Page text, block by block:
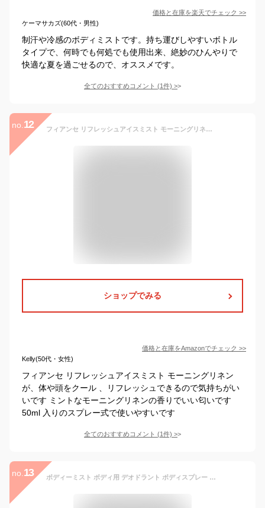
価格と在庫を楽天でチェック >>
ケーマサカズ(60代・男性)
制汗や冷感のボディミストです。持ち運びしやすいボトル
タイプで、何時でも何処でも使用出来、絶妙のひんやりで
快適な夏を過ごせるので、オススメです。
全てのおすすめコメント (1件) >
no. 12 フィアンセ リフレッシュアイスミスト モーニングリネン 50mL ボディ・ヘッドを瞬間リフレッシュ！冷たさ長持ち！ほんのりミントなモーニングリネン香る冷感ミスト
ショップでみる
価格と在庫をAmazonでチェック >>
Kelly(50代・女性)
フィアンセ リフレッシュアイスミスト モーニングリネン
が、体や頭をクール 、リフレッシュできるので気持ちがい
いです ミントなモーニングリネンの香りでいい匂いです
50ml 入りのスプレー式で使いやすいです
全てのおすすめコメント (1件) >
no. 13 ボディーミスト ボディ用 デオドラント ボディスプレー 100mL 制汗剤 涼感 冷感 ひんやり 夏 日本製 熱中症対策 暑さ対策 アウトドア スポーツ後 香り付き クールミント クールライム 巨峰の香り【▲5】/【GPP】涼感ボディーミスト